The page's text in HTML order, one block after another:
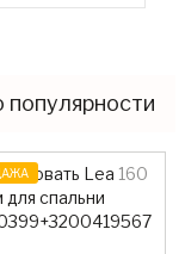
популярности